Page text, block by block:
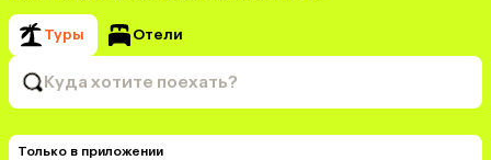
Туры Отели
Куда хотите поехать?
Только в приложении